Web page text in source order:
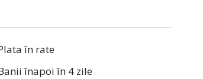
în rate
înapoi în 4 zile